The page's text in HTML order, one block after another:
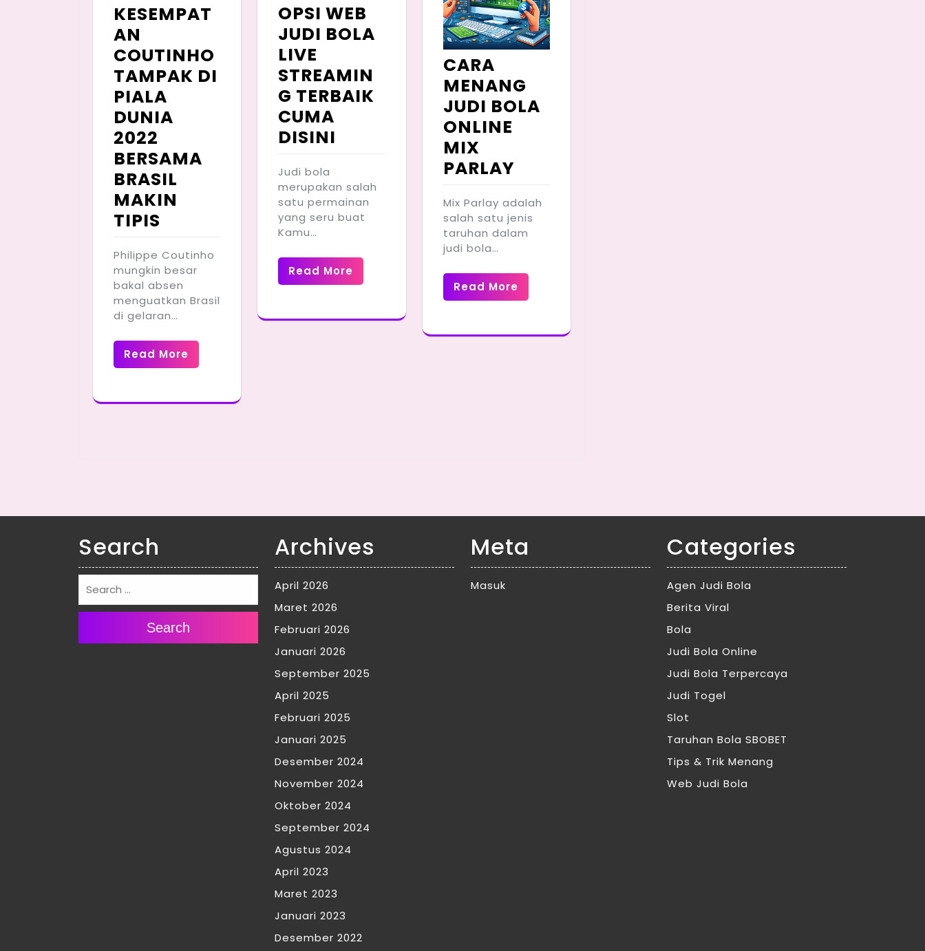
KESEMPAT
AN
COUTINHO
TAMPAK DI
PIALA
DUNIA
2022
BERSAMA
BRASIL
MAKIN
TIPIS
Philippe Coutinho
mungkin besar
bakal absen
menguatkan Brasil
di gelaran…
Read More
OPSI WEB
JUDI BOLA
LIVE
STREAMIN
G TERBAIK
CUMA
DISINI
Judi bola
merupakan salah
satu permainan
yang seru buat
Kamu…
Read More
CARA
MENANG
JUDI BOLA
ONLINE
MIX
PARLAY
Mix Parlay adalah
salah satu jenis
taruhan dalam
judi bola…
Read More
Search
Search
Archives
April 2026
Maret 2026
Februari 2026
Januari 2026
September 2025
April 2025
Februari 2025
Januari 2025
Desember 2024
November 2024
Oktober 2024
September 2024
Agustus 2024
April 2023
Maret 2023
Januari 2023
Desember 2022
Meta
Masuk
Categories
Agen Judi Bola
Berita Viral
Bola
Judi Bola Online
Judi Bola Terpercaya
Judi Togel
Slot
Taruhan Bola SBOBET
Tips & Trik Menang
Web Judi Bola